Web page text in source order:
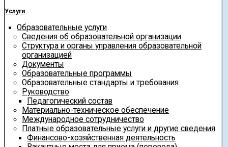
Услуги
Образовательные услуги
Сведения об образовательной организации
Структура и органы управления образовательной
организацией
Документы
Образовательные программы
Образовательные стандарты и требования
Руководство
Педагогический состав
Материально-техническое обеспечение
Международное сотрудничество
Платные образовательные услуги и другие сведения
Финансово-хозяйственная деятельность